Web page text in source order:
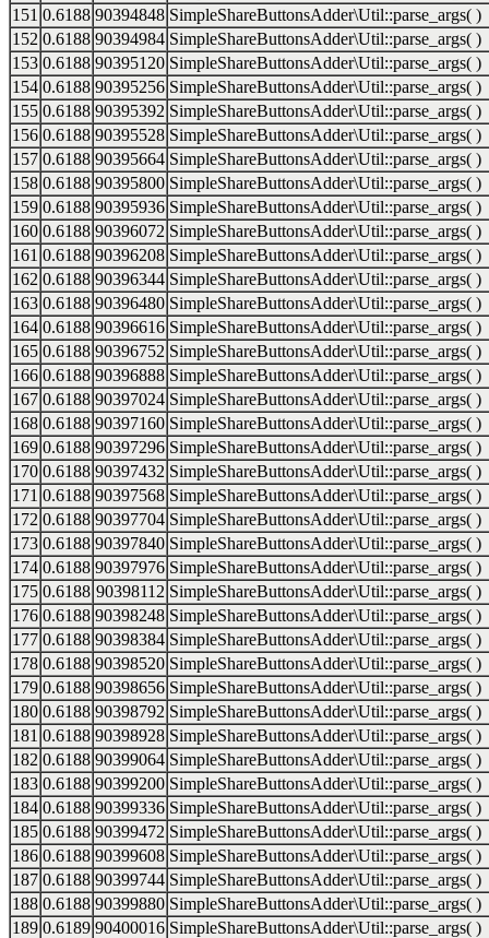
151 0.6188 90394848 SimpleShareButtonsAdder\Util::parse_args( )
152 0.6188 90394984 SimpleShareButtonsAdder\Util::parse_args( )
153 0.6188 90395120 SimpleShareButtonsAdder\Util::parse_args( )
154 0.6188 90395256 SimpleShareButtonsAdder\Util::parse_args( )
155 0.6188 90395392 SimpleShareButtonsAdder\Util::parse_args( )
156 0.6188 90395528 SimpleShareButtonsAdder\Util::parse_args( )
157 0.6188 90395664 SimpleShareButtonsAdder\Util::parse_args( )
158 0.6188 90395800 SimpleShareButtonsAdder\Util::parse_args( )
159 0.6188 90395936 SimpleShareButtonsAdder\Util::parse_args( )
160 0.6188 90396072 SimpleShareButtonsAdder\Util::parse_args( )
161 0.6188 90396208 SimpleShareButtonsAdder\Util::parse_args( )
162 0.6188 90396344 SimpleShareButtonsAdder\Util::parse_args( )
163 0.6188 90396480 SimpleShareButtonsAdder\Util::parse_args( )
164 0.6188 90396616 SimpleShareButtonsAdder\Util::parse_args( )
165 0.6188 90396752 SimpleShareButtonsAdder\Util::parse_args( )
166 0.6188 90396888 SimpleShareButtonsAdder\Util::parse_args( )
167 0.6188 90397024 SimpleShareButtonsAdder\Util::parse_args( )
168 0.6188 90397160 SimpleShareButtonsAdder\Util::parse_args( )
169 0.6188 90397296 SimpleShareButtonsAdder\Util::parse_args( )
170 0.6188 90397432 SimpleShareButtonsAdder\Util::parse_args( )
171 0.6188 90397568 SimpleShareButtonsAdder\Util::parse_args( )
172 0.6188 90397704 SimpleShareButtonsAdder\Util::parse_args( )
173 0.6188 90397840 SimpleShareButtonsAdder\Util::parse_args( )
174 0.6188 90397976 SimpleShareButtonsAdder\Util::parse_args( )
175 0.6188 90398112 SimpleShareButtonsAdder\Util::parse_args( )
176 0.6188 90398248 SimpleShareButtonsAdder\Util::parse_args( )
177 0.6188 90398384 SimpleShareButtonsAdder\Util::parse_args( )
178 0.6188 90398520 SimpleShareButtonsAdder\Util::parse_args( )
179 0.6188 90398656 SimpleShareButtonsAdder\Util::parse_args( )
180 0.6188 90398792 SimpleShareButtonsAdder\Util::parse_args( )
181 0.6188 90398928 SimpleShareButtonsAdder\Util::parse_args( )
182 0.6188 90399064 SimpleShareButtonsAdder\Util::parse_args( )
183 0.6188 90399200 SimpleShareButtonsAdder\Util::parse_args( )
184 0.6188 90399336 SimpleShareButtonsAdder\Util::parse_args( )
185 0.6188 90399472 SimpleShareButtonsAdder\Util::parse_args( )
186 0.6188 90399608 SimpleShareButtonsAdder\Util::parse_args( )
187 0.6188 90399744 SimpleShareButtonsAdder\Util::parse_args( )
188 0.6188 90399880 SimpleShareButtonsAdder\Util::parse_args( )
189 0.6189 90400016 SimpleShareButtonsAdder\Util::parse_args( )